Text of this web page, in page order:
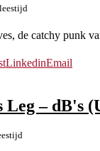
de catchy punk
LinkedinEmail
Leg – dB's